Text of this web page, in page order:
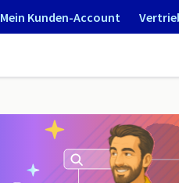
Mein Kunden-Account